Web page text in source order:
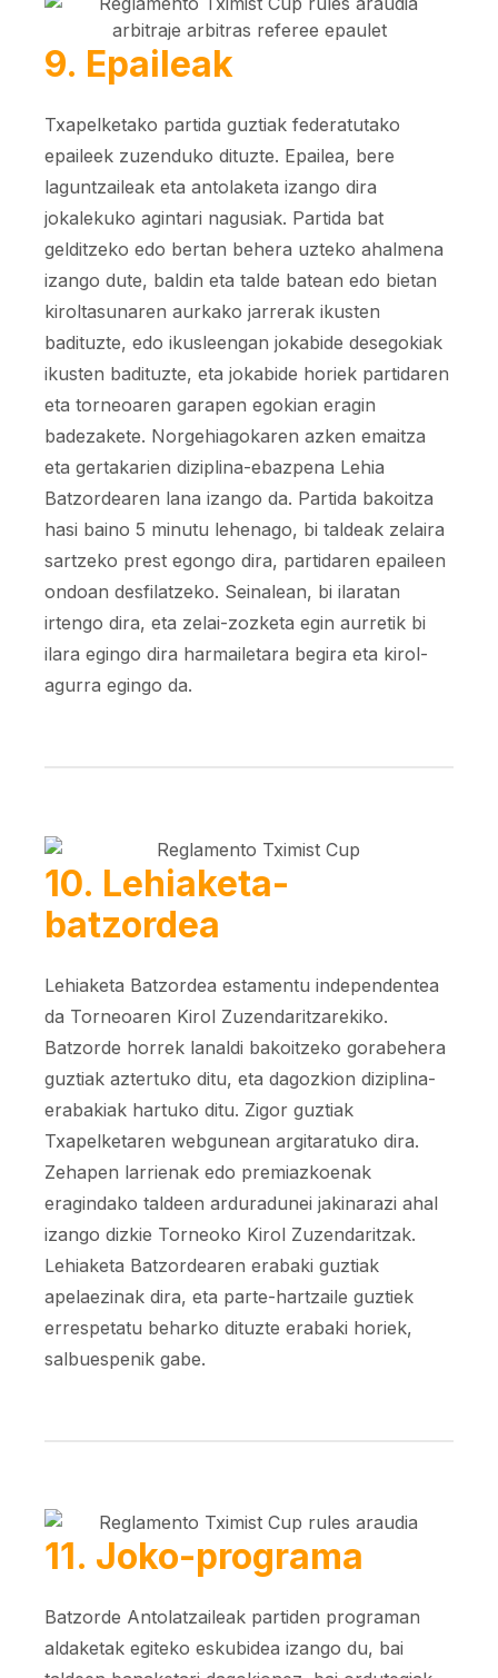
9. Epaileak
Txapelketako partida guztiak federatutako
epaileek zuzenduko dituzte. Epailea, bere
laguntzaileak eta antolaketa izango dira
jokalekuko agintari nagusiak. Partida bat
gelditzeko edo bertan behera uzteko ahalmena
izango dute, baldin eta talde batean edo bietan
kiroltasunaren aurkako jarrerak ikusten
badituzte, edo ikusleengan jokabide desegokiak
ikusten badituzte, eta jokabide horiek partidaren
eta torneoaren garapen egokian eragin
badezakete. Norgehiagokaren azken emaitza
eta gertakarien diziplina-ebazpena Lehia
Batzordearen lana izango da. Partida bakoitza
hasi baino 5 minutu lehenago, bi taldeak zelaira
sartzeko prest egongo dira, partidaren epaileen
ondoan desfilatzeko. Seinalean, bi ilaratan
irtengo dira, eta zelai-zozketa egin aurretik bi
ilara egingo dira harmailetara begira eta kirol-
agurra egingo da.
10. Lehiaketa-
batzordea
Lehiaketa Batzordea estamentu independentea
da Torneoaren Kirol Zuzendaritzarekiko.
Batzorde horrek lanaldi bakoitzeko gorabehera
guztiak aztertuko ditu, eta dagozkion diziplina-
erabakiak hartuko ditu. Zigor guztiak
Txapelketaren webgunean argitaratuko dira.
Zehapen larrienak edo premiazkoenak
eragindako taldeen arduradunei jakinarazi ahal
izango dizkie Torneoko Kirol Zuzendaritzak.
Lehiaketa Batzordearen erabaki guztiak
apelaezinak dira, eta parte-hartzaile guztiek
errespetatu beharko dituzte erabaki horiek,
salbuespenik gabe.
11. Joko-programa
Batzorde Antolatzaileak partiden programan
aldaketak egiteko eskubidea izango du, bai